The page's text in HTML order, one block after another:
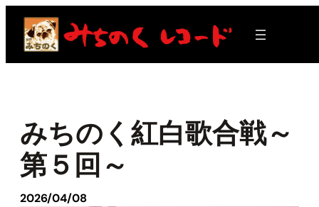
ス
みちのく紅白歌合戦～
第５回～
2026/04/08